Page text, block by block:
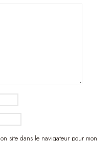
site dans le navigateur pour mon